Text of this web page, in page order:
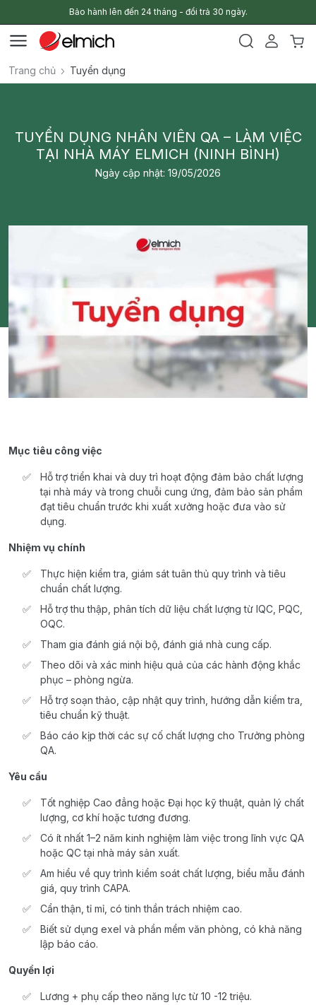
Bảo hành lên đến 24 tháng - đổi trả 30 ngày.
Trang chủ Tuyển dụng
TUYỂN DỤNG NHÂN VIÊN QA – LÀM VIỆC
TẠI NHÀ MÁY ELMICH (NINH BÌNH)
Ngày cập nhật: 19/05/2026
Mục tiêu công việc
Hỗ trợ triển khai và duy trì hoạt động đảm bảo chất lượng
tại nhà máy và trong chuỗi cung ứng, đảm bảo sản phẩm
đạt tiêu chuẩn trước khi xuất xưởng hoặc đưa vào sử
dụng.
Nhiệm vụ chính
Thực hiện kiểm tra, giám sát tuân thủ quy trình và tiêu
chuẩn chất lượng.
Hỗ trợ thu thập, phân tích dữ liệu chất lượng từ IQC, PQC,
OQC.
Tham gia đánh giá nội bộ, đánh giá nhà cung cấp.
Theo dõi và xác minh hiệu quả của các hành động khắc
phục – phòng ngừa.
Hỗ trợ soạn thảo, cập nhật quy trình, hướng dẫn kiểm tra,
tiêu chuẩn kỹ thuật.
Báo cáo kịp thời các sự cố chất lượng cho Trưởng phòng
QA.
Yêu cầu
Tốt nghiệp Cao đẳng hoặc Đại học kỹ thuật, quản lý chất
lượng, cơ khí hoặc tương đương.
Có ít nhất 1–2 năm kinh nghiệm làm việc trong lĩnh vực QA
hoặc QC tại nhà máy sản xuất.
Am hiểu về quy trình kiểm soát chất lượng, biểu mẫu đánh
giá, quy trình CAPA.
Cẩn thận, tỉ mỉ, có tinh thần trách nhiệm cao.
Biết sử dụng exel và phần mềm văn phòng, có khả năng
lập báo cáo.
Quyền lợi
Lương + phụ cấp theo năng lực từ 10 -12 triệu.